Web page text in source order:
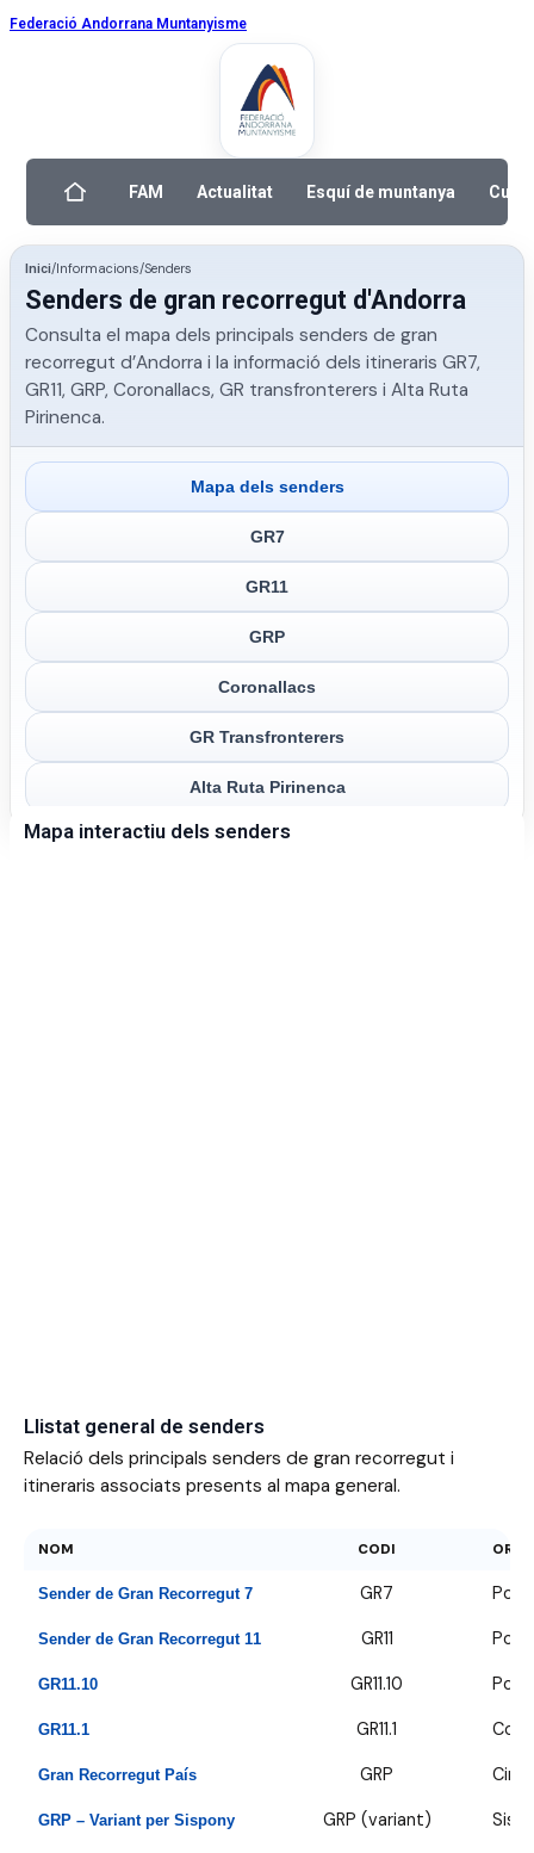
Federació Andorrana Muntanyisme
FAM Actualitat Esquí de muntanya
Inici/Informacions/Senders
Senders de gran recorregut d'Andorra
Consulta el mapa dels principals senders de gran
recorregut d’Andorra i la informació dels itineraris GR7,
GR11, GRP, Coronallacs, GR transfronterers i Alta Ruta
Pirinenca.
Mapa dels senders
GR7
GR11
GRP
Coronallacs
GR Transfronterers
Alta Ruta Pirinenca
Mapa interactiu dels senders
Llistat general de senders
Relació dels principals senders de gran recorregut i
itineraris associats presents al mapa general.
NOM CODI
Sender de Gran Recorregut 7 GR7
Sender de Gran Recorregut 11 GR11 Port
GR11.10 GR11.10 Port
GR11.1 GR11.1
Gran Recorregut País GRP
GRP – Variant per Sispony GRP (variant)